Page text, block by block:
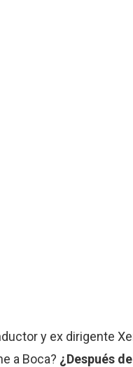
y ex dirigente
a Boca? ¿Después